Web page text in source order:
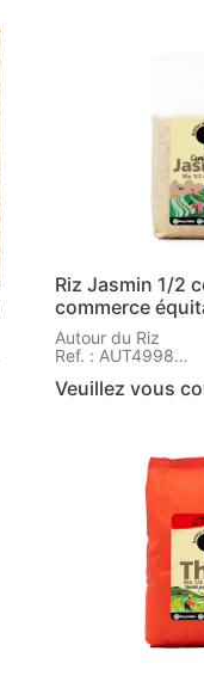
Riz Jasmin 1/2
commerce
Autour du Riz
Ref. : AUT4998
Veuillez vous